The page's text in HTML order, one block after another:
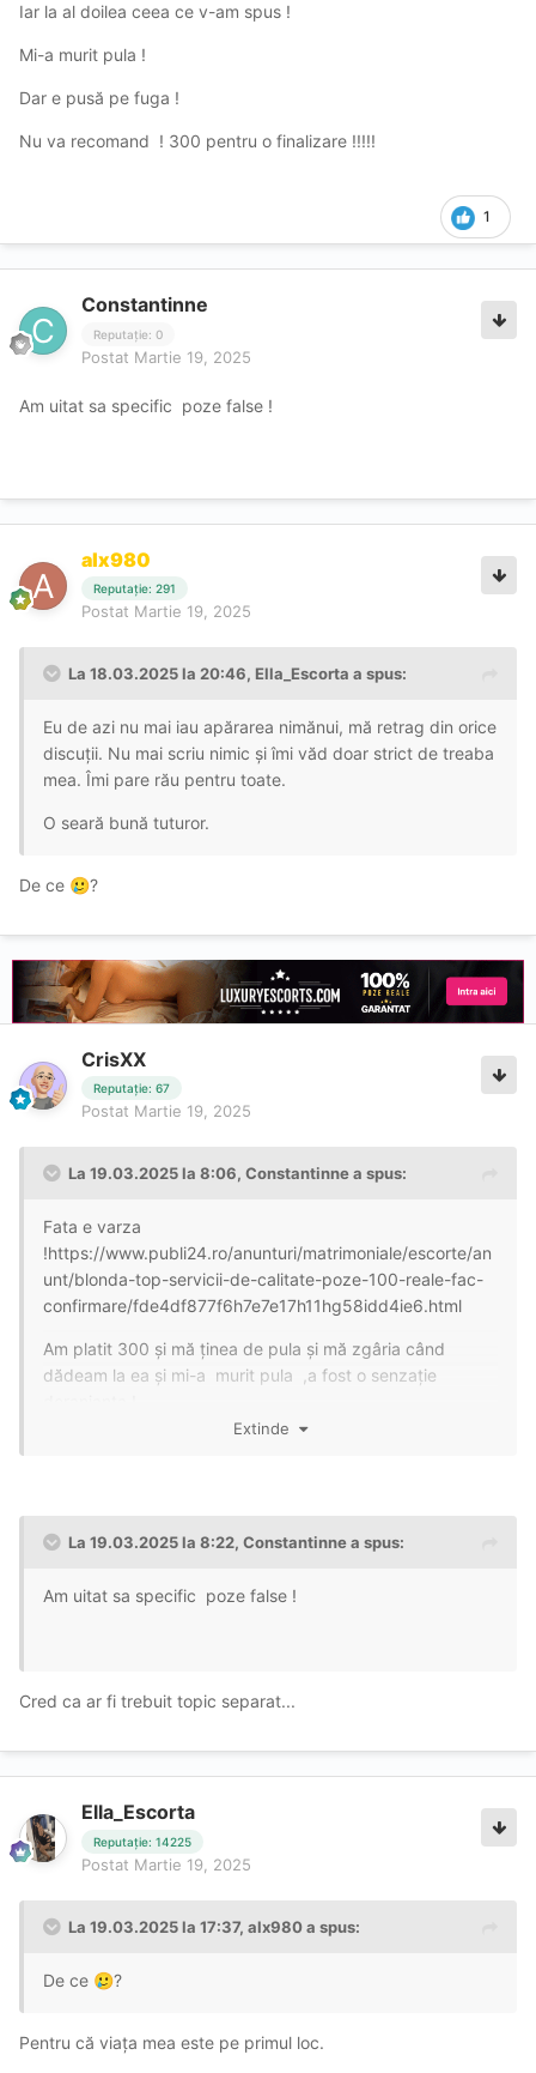
Iar la al doilea ceea ce v-am spus !
Mi-a murit pula !
Dar e pusă pe fuga !
Nu va recomand ! 300 pentru o finalizare !!!!!
1
Constantinne
Reputație: 0
Postat Martie 19, 2025
Am uitat sa specific poze false !
alx980
Reputație: 291
Postat Martie 19, 2025
La 18.03.2025 la 20:46, Ella_Escorta a spus:
Eu de azi nu mai iau apărarea nimănui, mă retrag din orice
discuții. Nu mai scriu nimic și îmi văd doar strict de treaba
mea. Îmi pare rău pentru toate.
O seară bună tuturor.
De ce 🥲?
CrisXX
Reputație: 67
Postat Martie 19, 2025
La 19.03.2025 la 8:06, Constantinnea spus:
Fata e varza
!https://www.publi24.ro/anunturi/matrimoniale/escorte/an
unt/blonda-top-servicii-de-calitate-poze-100-reale-fac-
confirmare/fde4df877f6h7e7e17h11hg58idd4ie6.html
Am platit 300 și mă ținea de pula și mă zgâria când
dădeam la ea și mi-a murit pula ,a fost o senzație
Iar la al doilea ceea ce v-am spus !
Extinde
La 19.03.2025 la 8:22, Constantinnea spus:
Am uitat sa specific poze false !
Cred ca ar fi trebuit topic separat...
Ella_Escorta
Reputație: 14225
Postat Martie 19, 2025
La 19.03.2025 la 17:37, alx980a spus:
De ce 🥲?
Pentru că viața mea este pe primul loc.